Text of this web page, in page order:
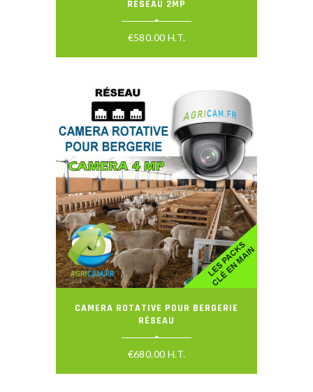
RÉSEAU 2MP
€580.00 H.T.
CAMERA ROTATIVE POUR BERGERIE
RÉSEAU
€680.00 H.T.